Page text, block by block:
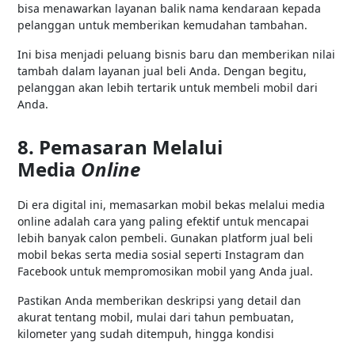
bisa menawarkan layanan balik nama kendaraan kepada
pelanggan untuk memberikan kemudahan tambahan.
Ini bisa menjadi peluang bisnis baru dan memberikan nilai
tambah dalam layanan jual beli Anda. Dengan begitu,
pelanggan akan lebih tertarik untuk membeli mobil dari
Anda.
8. Pemasaran Melalui
Media Online
Di era digital ini, memasarkan mobil bekas melalui media
online adalah cara yang paling efektif untuk mencapai
lebih banyak calon pembeli. Gunakan platform jual beli
mobil bekas serta media sosial seperti Instagram dan
Facebook untuk mempromosikan mobil yang Anda jual.
Pastikan Anda memberikan deskripsi yang detail dan
akurat tentang mobil, mulai dari tahun pembuatan,
kilometer yang sudah ditempuh, hingga kondisi